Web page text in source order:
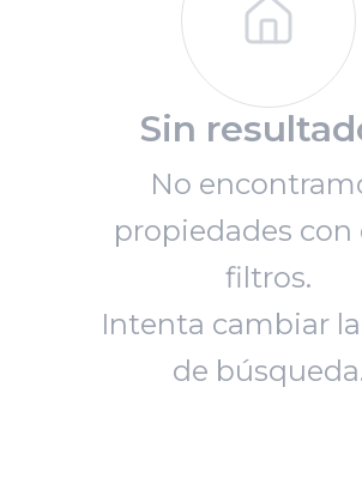
Sin
No
propiedades con
filtros.
Intenta cambiar
de